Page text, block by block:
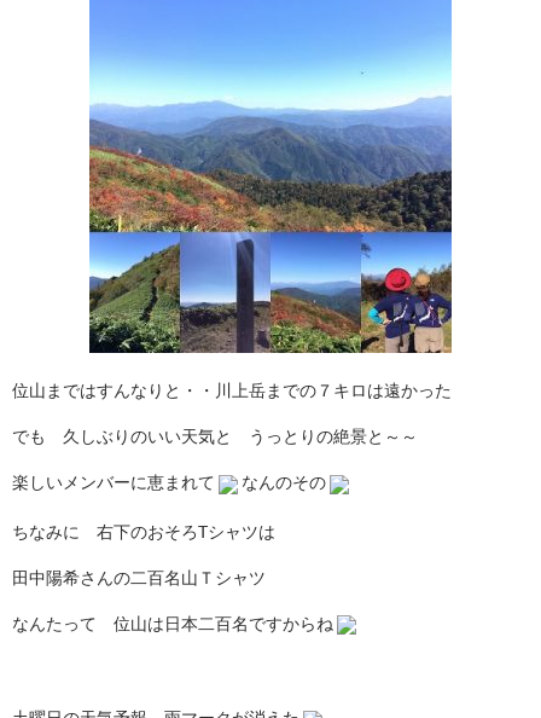
位山まではすんなりと・・川上岳までの７キロは遠かった
でも 久しぶりのいい天気と うっとりの絶景と～～
楽しいメンバーに恵まれて なんのその
ちなみに 右下のおそろTシャツは
田中陽希さんの二百名山Ｔシャツ
なんたって 位山は日本二百名ですからね